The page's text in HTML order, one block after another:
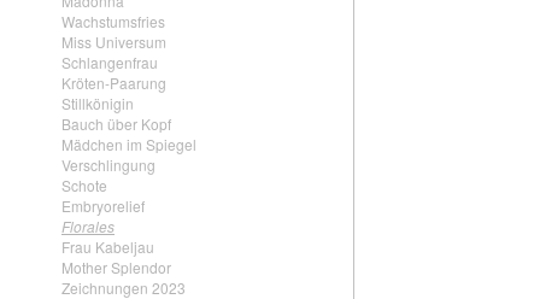
Wachstumsfries
Miss Universum
Schlangenfrau
Kröten-Paarung
Stillkönigin
Bauch über Kopf
Mädchen im Spiegel
Verschlingung
Schote
Embryorelief
Florales
Frau Kabeljau
Mother Splendor
Zeichnungen 2023